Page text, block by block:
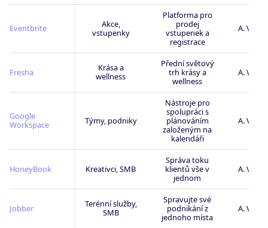
Eventbrite
Akce,
vstupenky
Platforma pro
prodej
vstupenek a
registrace
A.
Fresha
Krása a
wellness
Přední světový
trh krásy a
wellness
A.
Google
Workspace
Týmy, podniky
Nástroje pro
spolupráci s
plánováním
založeným na
kalendáři
A.
HoneyBook Kreativci, SMB
Správa toku
klientů vše v
jednom
A.
Jobber
Terénní služby,
SMB
Spravujte své
podnikání z
jednoho místa
A.